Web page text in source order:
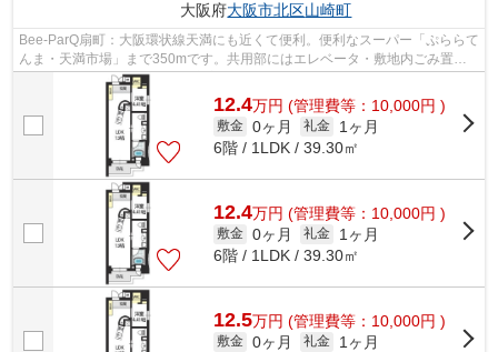
大阪府大阪市北区山崎町
Bee-ParQ扇町：大阪環状線天満にも近くて便利。便利なスーパー「ぷららて
んま・天満市場」まで350mです。共用部にはエレベータ・敷地内ごみ置き
場などが備わっておりとても充実してい...
12.4万円 (管理費等：10,000円 )
敷金 0ヶ月 礼金
1ヶ月
6階 / 1LDK / 39.30㎡
12.4万円 (管理費等：10,000円 )
敷金 0ヶ月 礼金
1ヶ月
6階 / 1LDK / 39.30㎡
12.5万円 (管理費等：10,000円 )
敷金 0ヶ月 礼金
1ヶ月